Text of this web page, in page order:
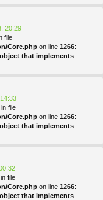
20:29
file
Core.php on line 1266:
that implements
in file
Core.php on line 1266:
that implements
in file
Core.php on line 1266:
that implements